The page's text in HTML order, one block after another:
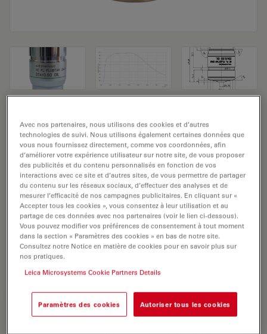
Objectif de microscope HC PL FLUOTAR
(340) 20x/0,80 OIL
Numéro de produit: 11506371
L’objectif HC PL FLUOTAR (340) 20x/0,80 HUILE a un
grossissement de 20x et une ouverture numérique de
0,8 mm. Pour une utilisation dans un environnement
matériel en immersion dans l’huile, avec un
objectif fileté M25 ayant une distance de travail libre de
0,19 mm et un NC (numéro de champ) de 25.
DEMANDE DE DEVIS
Avec nos partenaires, nous utilisons des cookies et d’autres
technologies de suivi. Nous utilisons également certaines données que
vous nous fournissez directement, comme vos coordonnées, afin
d’améliorer votre expérience utilisateur sur notre site, de vous proposer
des publicités et du contenu personnalisés en fonction de vos
interactions avec ce site et d’autres sites, de vous permettre de partager
du contenu sur les réseaux sociaux, d’effectuer des analyses et de
mesurer l’efficacité de nos campagnes publicitaires. En cliquant sur «
Accepter tous les cookies », vous consentez à leur utilisation et au
partage de ces données avec nos partenaires (voir le lien ci-dessous).
Vous pouvez modifier vos préférences de consentement à tout moment
dans la section « Paramètres des cookies » en bas de notre site.
Consultez notre Notice en matière de cookies pour en savoir plus sur
nos pratiques.
Leica Microsystems Cookie Partners Details
Paramètres des cookies Autoriser tous les cookies